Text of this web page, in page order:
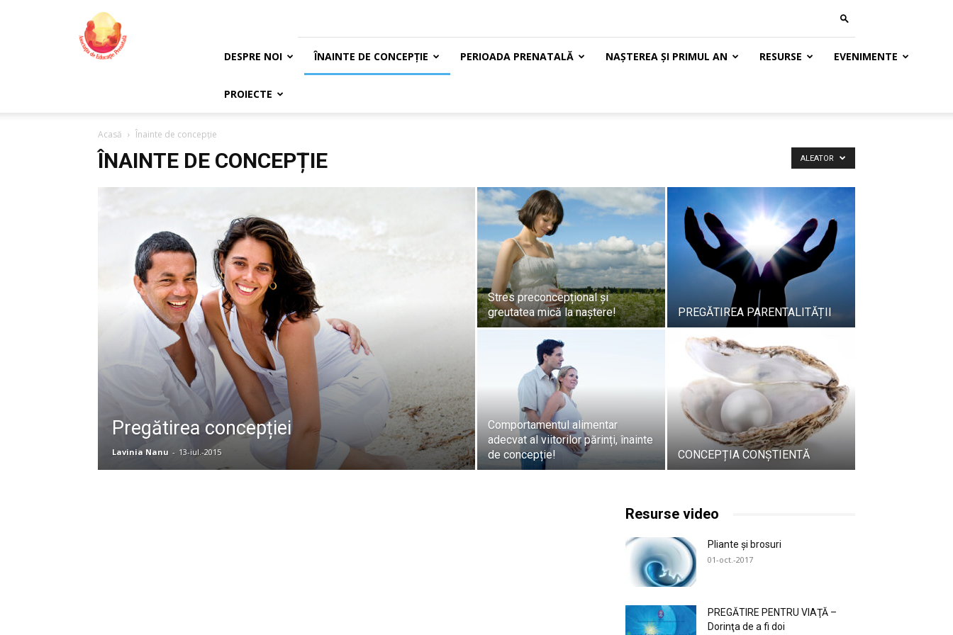
DESPRE NOI ÎNAINTE DE CONCEPȚIE PERIOADA PRENATALĂ NAȘTEREA ȘI PRIMUL AN RESURSE EVENIMENTE
PROIECTE
Acasă Înainte de concepție
ÎNAINTE DE CONCEPȚIE ALEATOR
Pregătirea concepției
Lavinia Nanu - 13-iul.-2015
Stres preconcepțional și
greutatea mică la naștere!
PREGĂTIREA PARENTALITĂȚII
Comportamentul alimentar
adecvat al viitorilor părinți, înainte
de concepție!
CONCEPȚIA CONȘTIENTĂ
Resurse video
Pliante și brosuri
01-oct.-2017
PREGĂTIRE PENTRU VIAŢĂ –
Dorinţa de a fi doi